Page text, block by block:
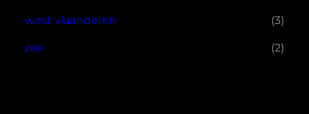
west vlaanderen (3)
zee (2)